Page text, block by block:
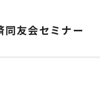
友会セミナー